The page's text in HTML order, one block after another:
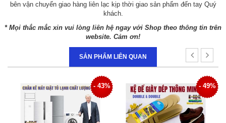
bên vận chuyển giao hàng liên lạc kịp thời giao sản phẩm đến tay Quý
khách.
* Mọi thắc mắc xin vui lòng liên hệ ngay với Shop theo thông tin trên
website. Cảm ơn!
SẢN PHẨM LIÊN QUAN
- 43% - 49%